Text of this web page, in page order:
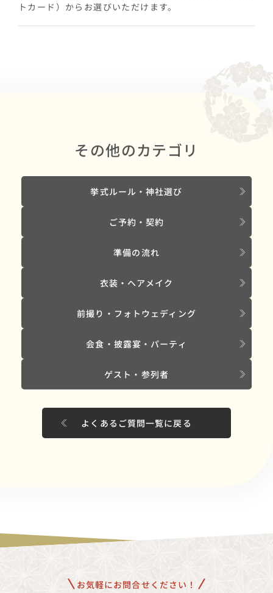
トカード）からお選びいただけます。
その他のカテゴリ
挙式ルール・神社選び
ご予約・契約
準備の流れ
衣装・ヘアメイク
前撮り・フォトウェディング
会食・披露宴・パーティ
ゲスト・参列者
よくあるご質問一覧に戻る
お気軽にお問合せください！